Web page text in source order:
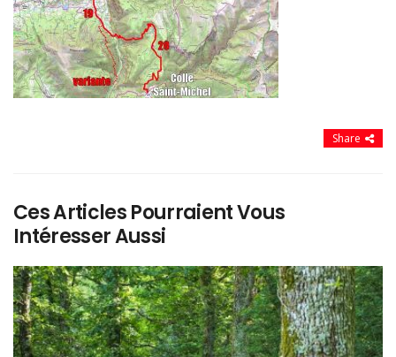
Share
Ces Articles Pourraient Vous
Intéresser Aussi